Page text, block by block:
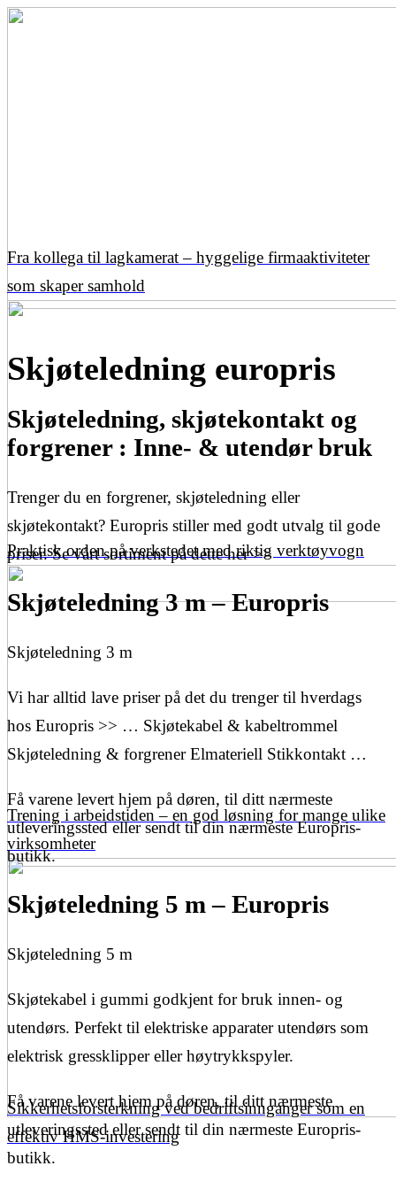
Fra kollega til lagkamerat – hyggelige firmaaktiviteter
som skaper samhold
Praktisk orden på verkstedet med riktig verktøyvogn
Trening i arbeidstiden – en god løsning for mange ulike
virksomheter
Sikkerhetsforsterkning ved bedriftsinnganger som en
effektiv HMS-investering
Skjøteledning europris
Skjøteledning, skjøtekontakt og
forgrener : Inne- & utendør bruk
Trenger du en forgrener, skjøteledning eller
skjøtekontakt? Europris stiller med godt utvalg til gode
priser. Se vårt sortiment på dette her >>
Skjøteledning 3 m – Europris
Skjøteledning 3 m
Vi har alltid lave priser på det du trenger til hverdags
hos Europris >> … Skjøtekabel & kabeltrommel
Skjøteledning & forgrener Elmateriell Stikkontakt …
Få varene levert hjem på døren, til ditt nærmeste
utleveringssted eller sendt til din nærmeste Europris-
butikk.
Skjøteledning 5 m – Europris
Skjøteledning 5 m
Skjøtekabel i gummi godkjent for bruk innen- og
utendørs. Perfekt til elektriske apparater utendørs som
elektrisk gressklipper eller høytrykkspyler.
Få varene levert hjem på døren, til ditt nærmeste
utleveringssted eller sendt til din nærmeste Europris-
butikk.